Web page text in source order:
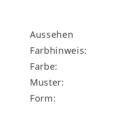
Florhöhe ca. 6 mm
Aussehen
Farbhinweis:
Farbe:
Muster:
Form: